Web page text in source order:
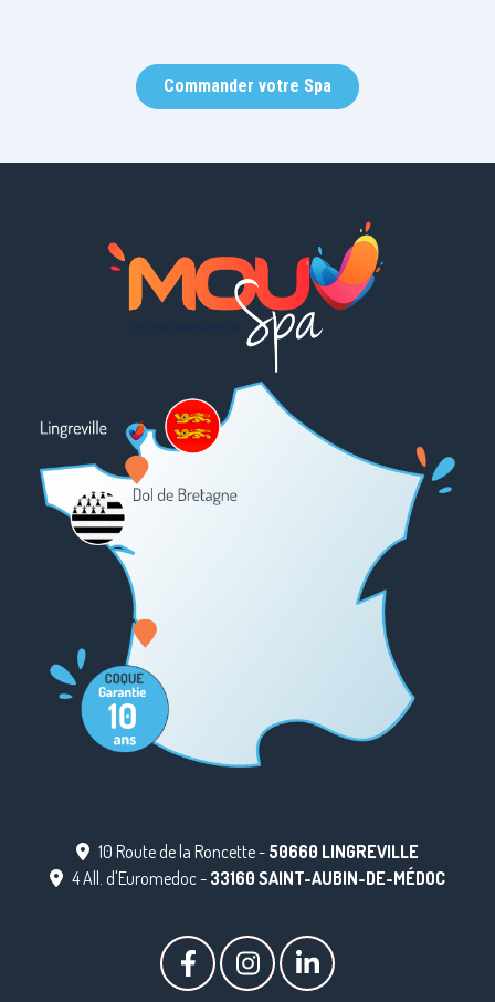
Commander votre Spa
10 Route de la Roncette - 50660 LINGREVILLE
4 All. d'Euromedoc - 33160 SAINT-AUBIN-DE-MÉDOC